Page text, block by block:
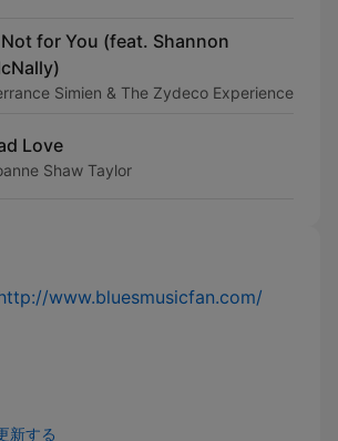
for You (feat. Shannon
Simien & The Zydeco Experience
Love
Shaw Taylor
www.bluesmusicfan.com/
新する